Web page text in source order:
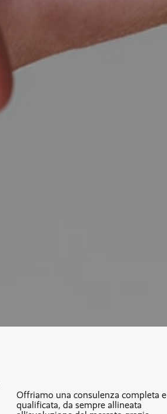
Offriamo una consulenza completa e
qualificata, da sempre allineata